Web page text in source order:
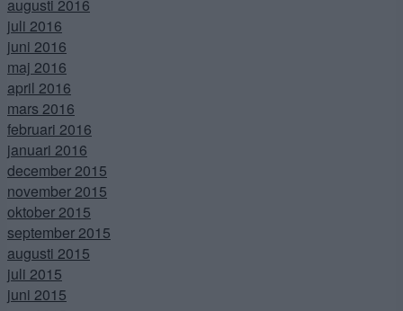
augusti 2016
juli 2016
juni 2016
maj 2016
april 2016
mars 2016
februari 2016
januari 2016
december 2015
november 2015
oktober 2015
september 2015
augusti 2015
juli 2015
juni 2015